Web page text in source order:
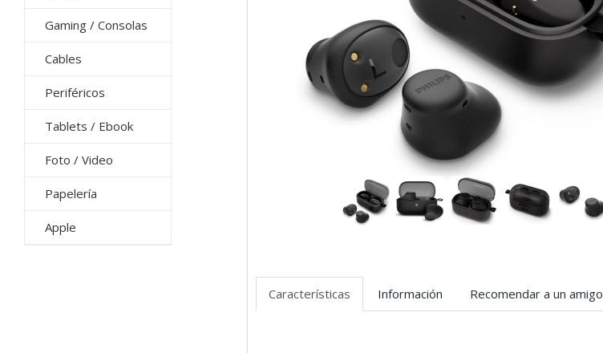
Gaming / Consolas
Cables
Periféricos
Tablets / Ebook
Foto / Video
Papelería
Apple
Características Información Recomendar a un amigo